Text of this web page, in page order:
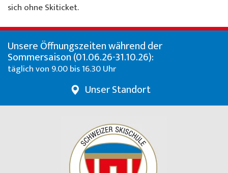
sich ohne Skiticket.
Unsere Öffnungszeiten während der
Sommersaison (01.06.26-31.10.26):
täglich von 9.00 bis 16.30 Uhr
Unser Standort